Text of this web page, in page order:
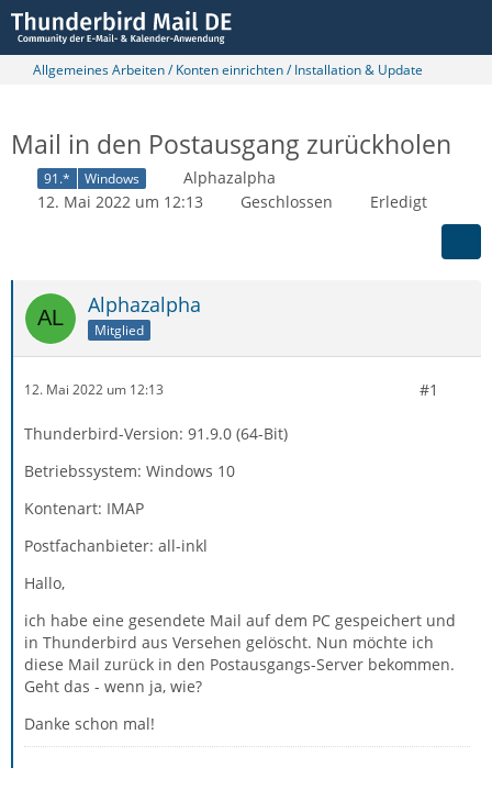
Allgemeines Arbeiten / Konten einrichten / Installation & Update
Mail in den Postausgang zurückholen
91.* Windows
Alphazalpha
12. Mai 2022 um 12:13
Geschlossen Erledigt
Alphazalpha
Mitglied
12. Mai 2022 um 12:13 #1
Thunderbird-Version: 91.9.0 (64-Bit)
Betriebssystem: Windows 10
Kontenart: IMAP
Postfachanbieter: all-inkl
Hallo,
ich habe eine gesendete Mail auf dem PC gespeichert und
in Thunderbird aus Versehen gelöscht. Nun möchte ich
diese Mail zurück in den Postausgangs-Server bekommen.
Geht das - wenn ja, wie?
Danke schon mal!